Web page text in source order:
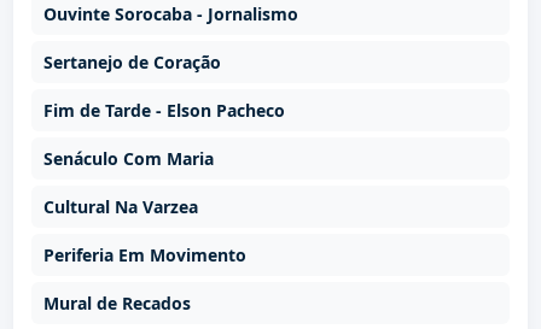
Ouvinte Sorocaba - Jornalismo
Sertanejo de Coração
Fim de Tarde - Elson Pacheco
Senáculo Com Maria
Cultural Na Varzea
Periferia Em Movimento
Mural de Recados